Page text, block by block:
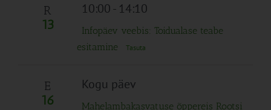
R
13
10:00- 14:10
Infopäev veebis: Toidualase teabe
esitamine
Tasuta
E
16
Kogu päev
Mahelambakasvatuse õppereis Rootsi